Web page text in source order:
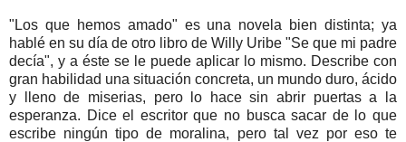
"Los que hemos amado" es una novela bien distinta; ya
hablé en su día de otro libro de Willy Uribe "Se que mi padre
decía", y a éste se le puede aplicar lo mismo. Describe con
gran habilidad una situación concreta, un mundo duro, ácido
y lleno de miserias, pero lo hace sin abrir puertas a la
esperanza. Dice el escritor que no busca sacar de lo que
escribe ningún tipo de moralina, pero tal vez por eso te